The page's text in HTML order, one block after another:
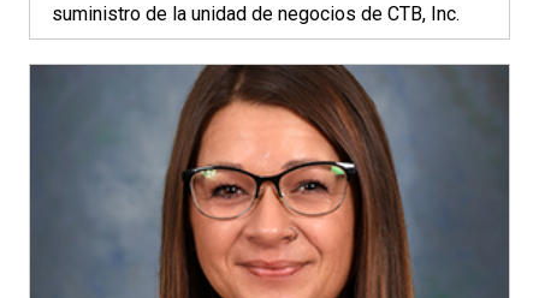
suministro de la unidad de negocios de CTB, Inc.